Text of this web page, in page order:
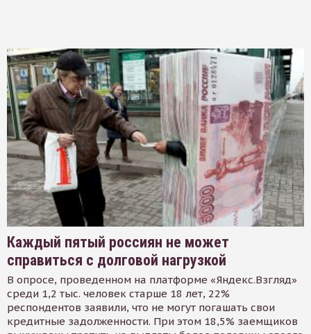
Каждый пятый россиян не может
справиться с долговой нагрузкой
В опросе, проведенном на платформе «Яндекс.Взгляд»
среди 1,2 тыс. человек старше 18 лет, 22%
респондентов заявили, что не могут погашать свои
кредитные задолженности. При этом 18,5% заемщиков